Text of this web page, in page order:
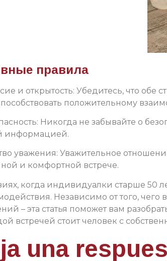
правила
и открытость: Убедитесь, что
положительному
Никогда не забывайте о
информацией.
уважения: Уважительное
и комфортной встрече.
когда индивидуалки старше 50
Независимо от того,
– эта статья поможет вам
встречей стоит человек с
una